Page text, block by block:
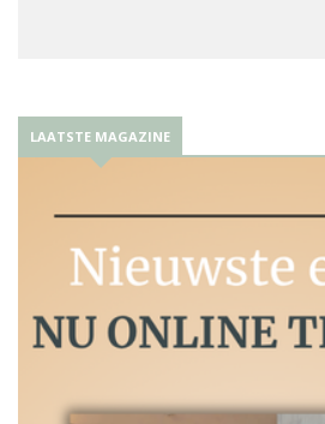
LAATSTE MAGAZINE